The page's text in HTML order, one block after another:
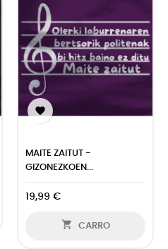

MAITE ZAITUT -
GIZONEZKOEN...
19,99 €
 CARRO